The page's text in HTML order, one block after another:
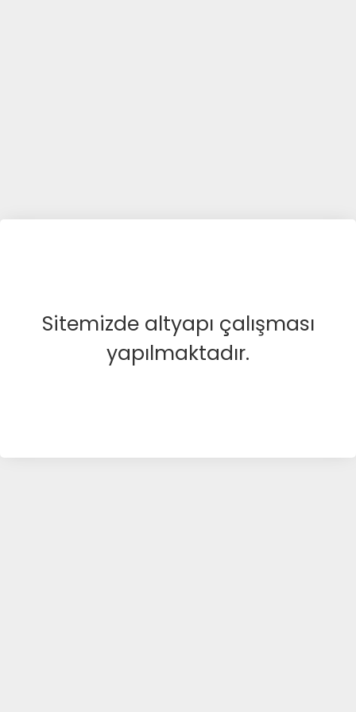
Sitemizde altyapı çalışması
yapılmaktadır.